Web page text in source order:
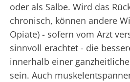
oder als Salbe. Wird das
chronisch, können andere
Opiate) - sofern vom Arzt
sinnvoll erachtet - die
innerhalb einer
sein. Auch